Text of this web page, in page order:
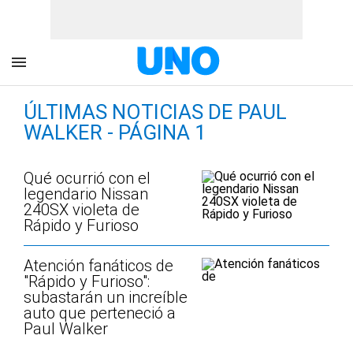
ÚLTIMAS NOTICIAS DE PAUL
WALKER - PÁGINA 1
Qué ocurrió con el
legendario Nissan
240SX violeta de
Rápido y Furioso
Atención fanáticos de
"Rápido y Furioso":
subastarán un increíble
auto que perteneció a
Paul Walker